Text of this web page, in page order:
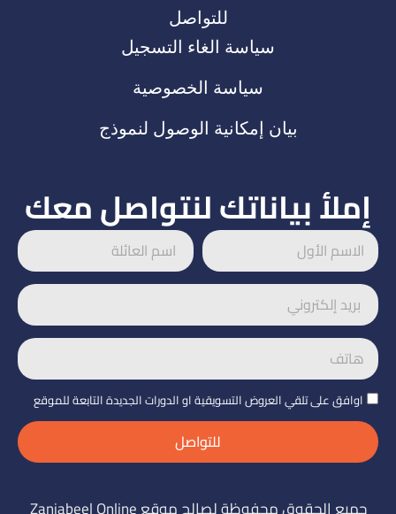
للتواصل
سياسة الغاء التسجيل
سياسة الخصوصية
بيان إمكانية الوصول لنموذج
إملأ بياناتك لنتواصل معك
اوافق على تلقي العروض التسويقية او الدورات الجديدة التابعة للموقع
للتواصل